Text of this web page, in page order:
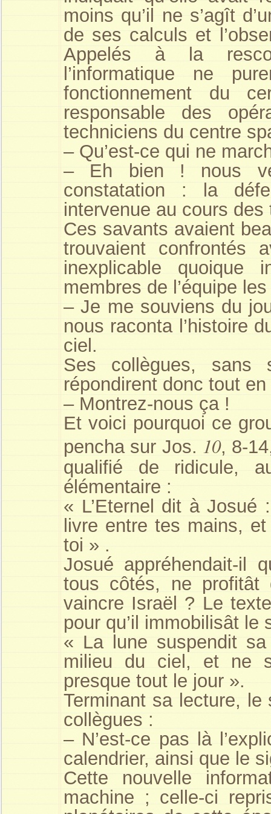
moins qu’il ne s’agît
de ses calculs et
Appelés à la
l’informatique ne
fonctionnement du
responsable des
techniciens du centre
– Qu’est-ce qui ne
– Eh bien ! nous
constatation : la
intervenue au cours
Ces savants avaient
trouvaient confrontés
inexplicable quoique
membres de l’équipe
– Je me souviens du
nous raconta l’histoire
ciel.
Ses collègues, sans
répondirent donc tout
– Montrez-nous ça !
Et voici pourquoi ce
pencha sur Jos. 10, 8-
qualifié de ridicule,
élémentaire :
« L’Eternel dit à
livre entre tes mains,
toi » .
Josué appréhendait-il
tous côtés, ne
vaincre Israël ? Le
pour qu’il immobilisât
« La lune suspendit
milieu du ciel, et ne
presque tout le jour ».
Terminant sa lecture, le
collègues :
– N’est-ce pas là
calendrier, ainsi que le
Cette nouvelle
machine ; celle-ci